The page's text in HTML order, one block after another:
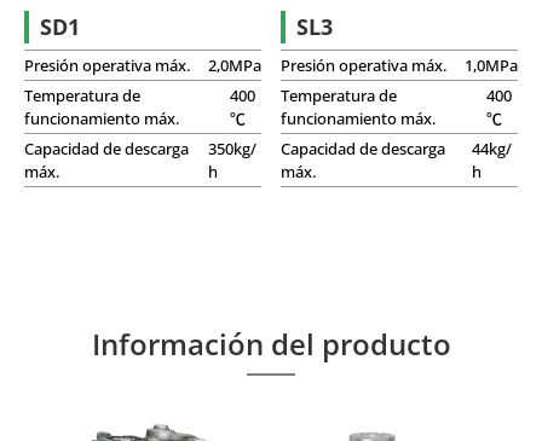
SD1
Presión operativa máx.
2,0MPa
Temperatura de
funcionamiento máx.
400
℃
Capacidad de descarga
máx.
350kg/
h
SL3
Presión operativa máx.
1,0MPa
Temperatura de
funcionamiento máx.
400
℃
Capacidad de descarga
máx.
44kg/
h
Información del producto